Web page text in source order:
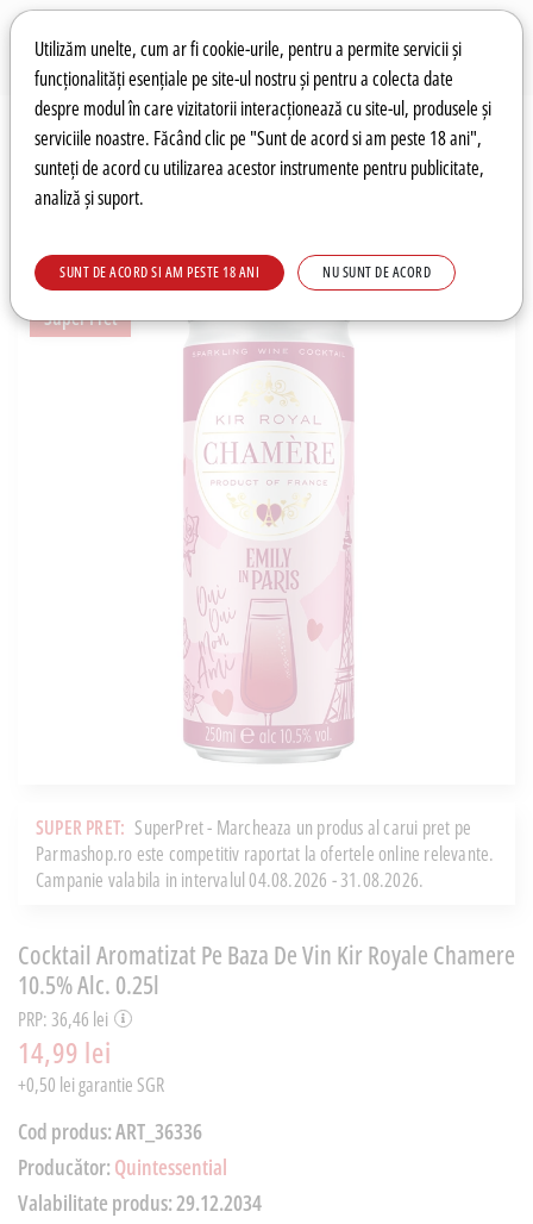
Preferințe pentru cookie-uri
Utilizăm unelte, cum ar fi cookie-urile, pentru a permite servicii și
funcționalități esențiale pe site-ul nostru și pentru a colecta date
despre modul în care vizitatorii interacționează cu site-ul, produsele și
serviciile noastre. Făcând clic pe "Sunt de acord si am peste 18 ani",
sunteți de acord cu utilizarea acestor instrumente pentru publicitate,
analiză și suport.
SUNT DE ACORD SI AM PESTE 18 ANI NU SUNT DE ACORD
Wishlist Autentificare
Super Pret
SUPER PRET: SuperPret - Marcheaza un produs al carui pret pe
Parmashop.ro este competitiv raportat la ofertele online relevante.
Campanie valabila in intervalul 04.08.2026 - 31.08.2026.
Cocktail Aromatizat Pe Baza De Vin Kir Royale Chamere
10.5% Alc. 0.25l
PRP: 36,46 lei
14,99 lei
+0,50 lei garantie SGR
Cod produs:ART_36336
Producător: Quintessential
Valabilitate produs:29.12.2034